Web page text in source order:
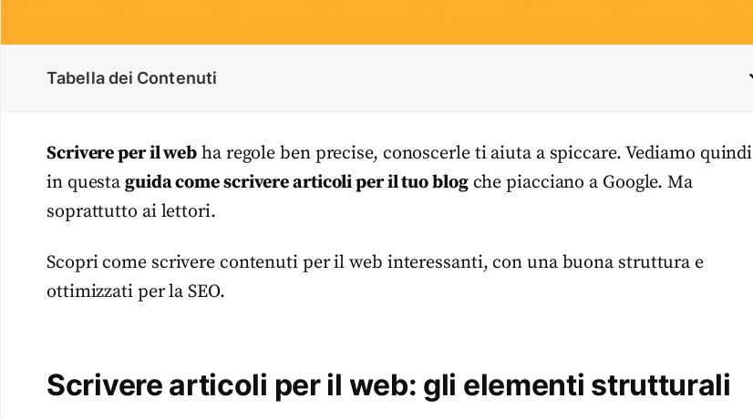
Tabella dei Contenuti
Scrivere per il web ha regole ben precise, conoscerle ti aiuta a spiccare. Vediamo quindi
in questaguida come scrivere articoli per il tuo blogche piacciano a Google. Ma
soprattutto ai lettori.
Scopri come scrivere contenuti per il web interessanti, con una buona struttura e
ottimizzati per la SEO.
Scrivere articoli per il web: gli elementi strutturali